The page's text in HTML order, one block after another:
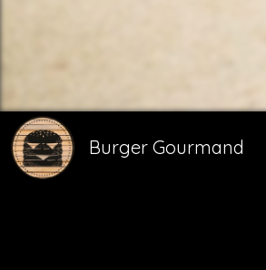
Burger Gourmand